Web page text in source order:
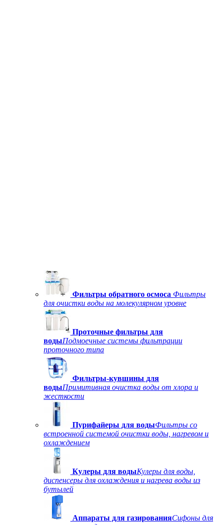
Фильтры обратного осмоса Фильтры
для очистки воды на молекулярном уровне
Проточные фильтры для
водыПодмоечные системы фильтрации
проточного типа
Фильтры-кувшины для
водыПримитивная очистка воды от хлора и
жесткости
Пурифайеры для водыФильтры со
встроенной системой очистки воды, нагревом и
охлаждением
Кулеры для водыКулеры для воды,
диспенсеры для охлаждения и нагрева воды из
бутылей
Аппараты для газированияСифоны для